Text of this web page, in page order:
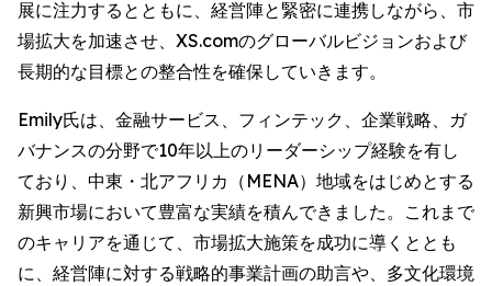
展に注力するとともに、経営陣と緊密に連携しながら、市
場拡大を加速させ、XS.comのグローバルビジョンおよび
長期的な目標との整合性を確保していきます。
Emily氏は、金融サービス、フィンテック、企業戦略、ガ
バナンスの分野で10年以上のリーダーシップ経験を有し
ており、中東・北アフリカ（MENA）地域をはじめとする
新興市場において豊富な実績を積んできました。これまで
のキャリアを通じて、市場拡大施策を成功に導くととも
に、経営陣に対する戦略的事業計画の助言や、多文化環境